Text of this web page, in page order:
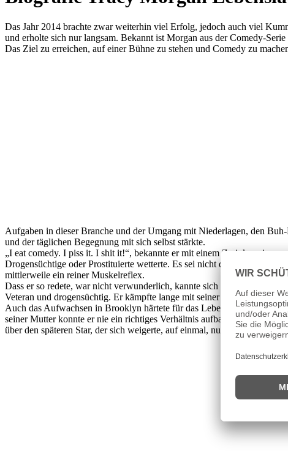
Das Jahr 2014 brachte zwar weiterhin viel Erfolg, jedoch auch viel
und erholte sich nur langsam. Bekannt ist Morgan aus der Comedy-
Das Ziel zu erreichen, auf einer Bühne zu stehen und Comedy zu
Aufgaben in dieser Branche und der Umgang mit Niederlagen, den
und der täglichen Begegnung mit sich selbst stärkte.
„I eat comedy. I piss it. I shit it!“, bekannte er mit einem Zwinkern in
Drogensüchtige oder Prostituierte wetterte. Es sei nicht das Leben als
mittlerweile ein reiner Muskelreflex.
Dass er so redete, war nicht verwunderlich, kannte sich Morgan doch
Veteran und drogensüchtig. Er kämpfte lange mit seiner
Auch das Aufwachsen in Brooklyn härtete für das Leben ab. Umgeben
seiner Mutter konnte er nie ein richtiges Verhältnis aufbauen, die selten
über den späteren Star, der sich weigerte, auf einmal, nur weil er